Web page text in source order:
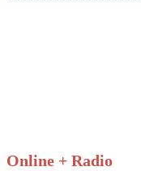
Online + Radio